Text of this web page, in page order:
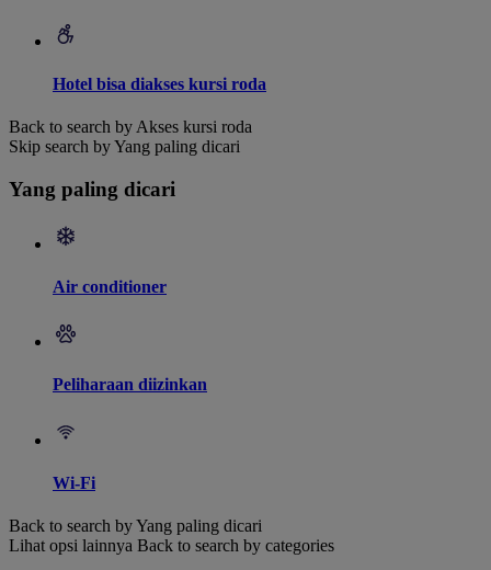
Hotel bisa diakses kursi roda
Back to search by Akses kursi roda
Skip search by Yang paling dicari
Yang paling dicari
Air conditioner
Peliharaan diizinkan
Wi-Fi
Back to search by Yang paling dicari
Lihat opsi lainnya Back to search by categories